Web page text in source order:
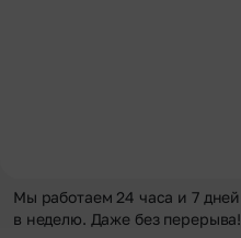
Мы работаем 24 часа и 7 дней
в неделю. Даже без перерыва!